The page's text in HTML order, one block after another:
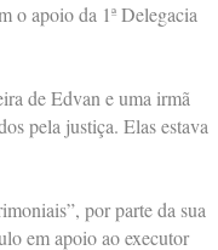
o apoio da 1ª Delegacia
de Edvan e uma irmã
pela justiça. Elas estava
por parte da sua
em apoio ao executor